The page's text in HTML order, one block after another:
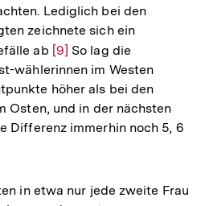
Lediglich bei den
zeichnete sich ein
ab Zur
Auflösung
der
Fußnote
[9] So lag die
wählerinnen im Westen
höher als bei den
Osten, und in der nächsten
Differenz immerhin noch 5, 6
in etwa nur jede zweite Frau